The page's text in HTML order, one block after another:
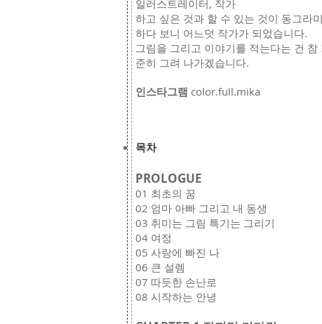
일러스트레이터, 작가
하고 싶은 것과 할 수 있는 것이 동그라
하다 보니 어느덧 작가가 되었습니다.
그림을 그리고 이야기를 적는다는 건
준히 그려 나가겠습니다.
인스타그램 color.full.mika
목차
PROLOGUE
01 최초의 꿈
02 엄마 아빠 그리고 내 동생
03 취미는 그림 특기는 그리기
04 여정
05 사랑에 빠진 나
06 큰 설렘
07 따듯한 손난로
08 시작하는 안녕